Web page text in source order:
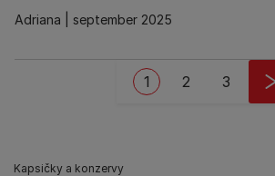
Adriana september 2025
Aktuálna stránka
1 Stránka
2 3
Kapsičky a konzervy